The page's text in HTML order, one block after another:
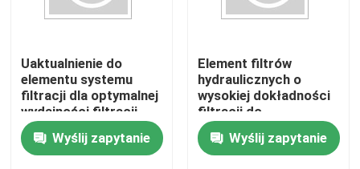
Poprosić o wycenę
Element filtra hydraulicznego
Uaktualnienie do
elementu systemu
filtracji dla optymalnej
wydajności filtracji
Przepływ filtracji 10-
100 l/min Wydajność
filtracji 99,99%
Wyślij zapytanie
Element filtrów
hydraulicznych o
wysokiej dokładności
filtracji do
zastosowań
hydraulicznych
Wyślij zapytanie